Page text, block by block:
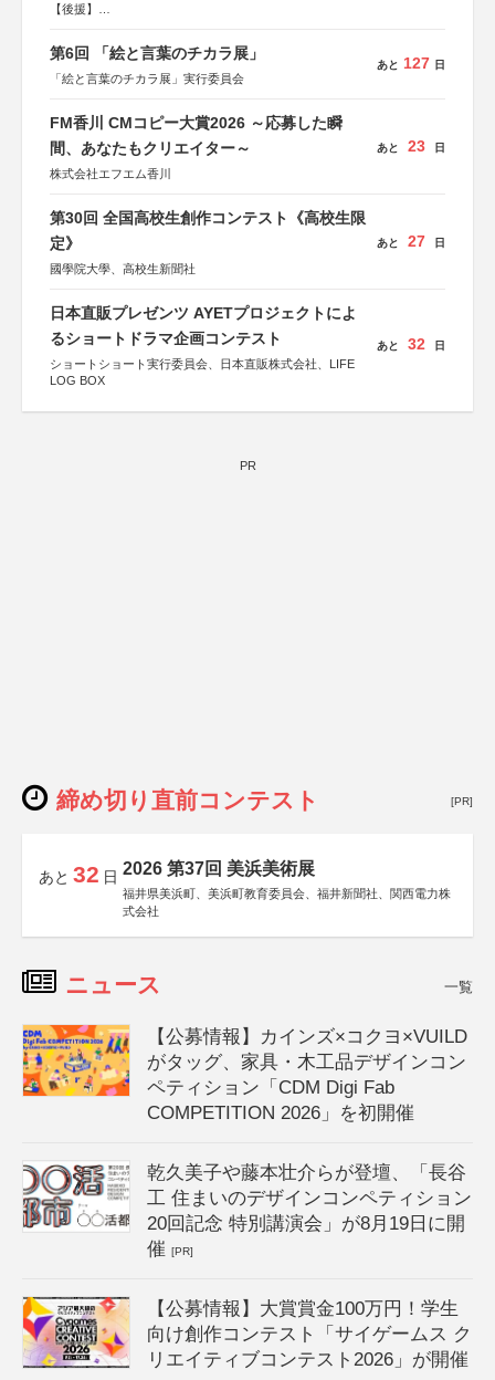
【後援】
会、森林火災対策協会
第6回 「絵と言葉のチカラ展」
「絵と言葉のチカラ展」実行委員会
あと 127 日
FM香川 CMコピー大賞2026 ～応募した瞬
間、あなたもクリエイター～
株式会社エフエム香川
あと 23 日
第30回 全国高校生創作コンテスト《高校生限
定》
國學院大學、高校生新聞社
あと 27 日
日本直販プレゼンツ AYETプロジェクトによ
るショートドラマ企画コンテスト
ショートショート実行委員会、日本直販株式会社、LIFE
LOG BOX
あと 32 日
PR
締め切り直前コンテスト [PR]
あと 32 日 2026 第37回 美浜美術展
福井県美浜町、美浜町教育委員会、福井新聞社、関西電力株
式会社
ニュース 一覧
【公募情報】カインズ×コクヨ×VUILD
がタッグ、家具・木工品デザインコン
ペティション「CDM Digi Fab
COMPETITION 2026」を初開催
乾久美子や藤本壮介らが登壇、「長谷
工 住まいのデザインコンペティション
20回記念 特別講演会」が8月19日に開
催[PR]
【公募情報】大賞賞金100万円！学生
向け創作コンテスト「サイゲームス ク
リエイティブコンテスト2026」が開催